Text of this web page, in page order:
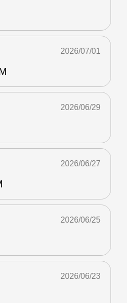
2026/07/01
2026/06/29
2026/06/27
2026/06/25
2026/06/23